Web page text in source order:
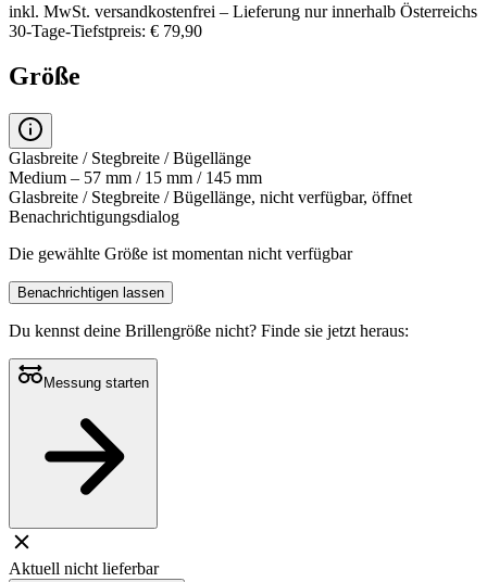
inkl. MwSt. versandkostenfrei – Lieferung nur innerhalb Österreichs
30-Tage-Tiefstpreis: € 79,90
Größe
Glasbreite / Stegbreite / Bügellänge
Medium – 57 mm / 15 mm / 145 mm
Glasbreite / Stegbreite / Bügellänge, nicht verfügbar, öffnet
Benachrichtigungsdialog
Die gewählte Größe ist momentan nicht verfügbar
Benachrichtigen lassen
Du kennst deine Brillengröße nicht? Finde sie jetzt heraus:
Messung starten
Aktuell nicht lieferbar